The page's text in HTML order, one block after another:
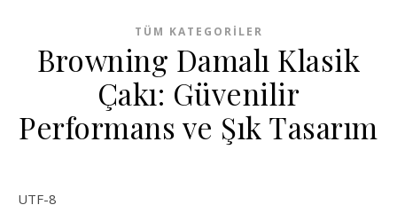
TÜM KATEGORILER
Browning Damalı Klasik
Çakı: Güvenilir
Performans ve Şık Tasarım
UTF-8